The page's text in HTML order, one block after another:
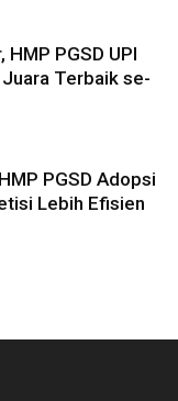
HMP PGSD UPI
Terbaik se-
PGSD Adopsi
Lebih Efisien